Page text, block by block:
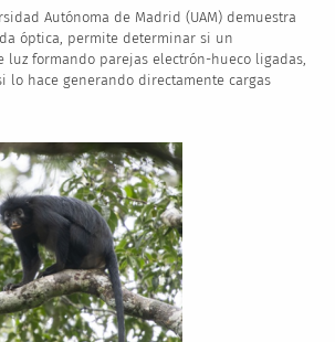
Autónoma de Madrid (UAM) demuestra
óptica, permite determinar si un
luz formando parejas electrón-hueco ligadas,
lo hace generando directamente cargas